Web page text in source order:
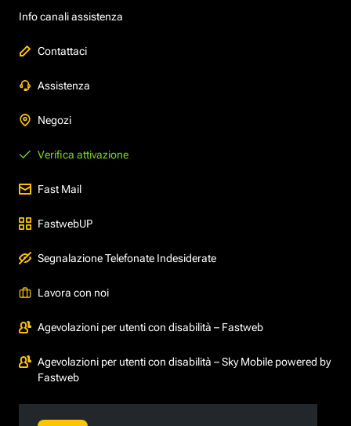
Info canali assistenza
Contattaci
Assistenza
Negozi
Verifica attivazione
Fast Mail
FastwebUP
Segnalazione Telefonate Indesiderate
Lavora con noi
Agevolazioni per utenti con disabilità – Fastweb
Agevolazioni per utenti con disabilità – Sky Mobile powered by
Fastweb